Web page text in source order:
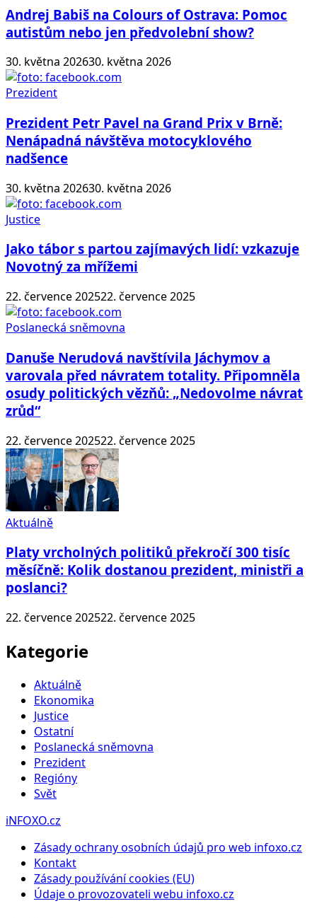
Andrej Babiš na Colours of Ostrava: Pomoc
autistům nebo jen předvolební show?
30. května 202630. května 2026
Prezident
Prezident Petr Pavel na Grand Prix v Brně:
Nenápadná návštěva motocyklového
nadšence
30. května 202630. května 2026
Justice
Jako tábor s partou zajímavých lidí: vzkazuje
Novotný za mřížemi
22. července 202522. července 2025
Poslanecká sněmovna
Danuše Nerudová navštívila Jáchymov a
varovala před návratem totality. Připomněla
osudy politických vězňů: „Nedovolme návrat
zrůd“
22. července 202522. července 2025
Aktuálně
Platy vrcholných politiků překročí 300 tisíc
měsíčně: Kolik dostanou prezident, ministři a
poslanci?
22. července 202522. července 2025
Kategorie
Aktuálně
Ekonomika
Justice
Ostatní
Poslanecká sněmovna
Prezident
Regióny
Svět
iNFOXO.cz
Zásady ochrany osobních údajů pro web infoxo.cz
Kontakt
Zásady používání cookies (EU)
Údaje o provozovateli webu infoxo.cz